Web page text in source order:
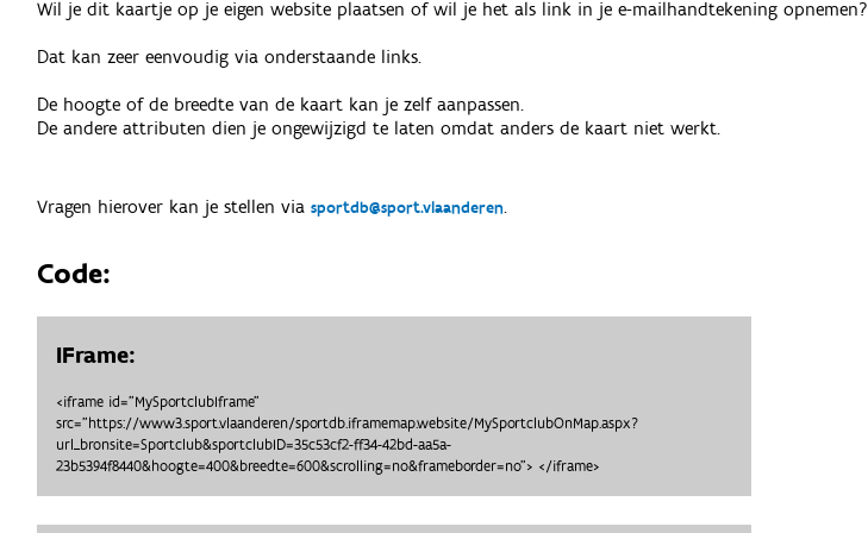
Wil je dit kaartje op je eigen website plaatsen of wil je het als link in je e-mailhandtekening opnemen?
Dat kan zeer eenvoudig via onderstaande links.
De hoogte of de breedte van de kaart kan je zelf aanpassen.
De andere attributen dien je ongewijzigd te laten omdat anders de kaart niet werkt.
Vragen hierover kan je stellen viasportdb@sport.vlaanderen.
Code:
IFrame:
<iframe id="MySportclubIframe"
src="https://www3.sport.vlaanderen/sportdb.iframemap.website/MySportclubOnMap.aspx?
url_bronsite=Sportclub&sportclubID=35c53cf2-ff34-42bd-aa5a-
23b5394f8440&hoogte=400&breedte=600&scrolling=no&frameborder=no"> </iframe>